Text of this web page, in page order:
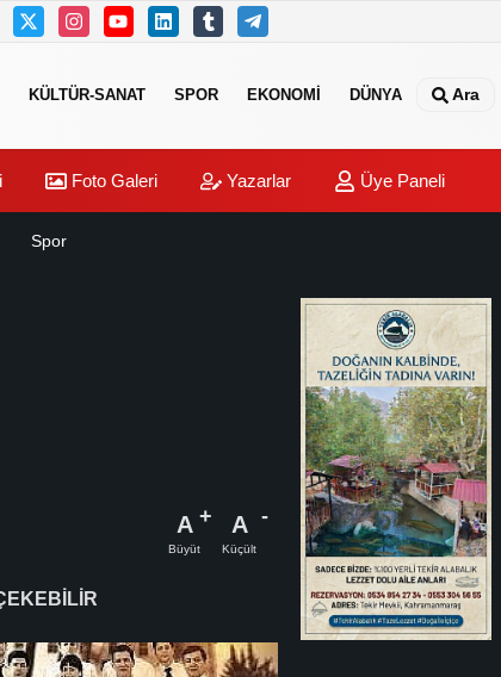
KÜLTÜR-SANAT SPOR EKONOMİ DÜNYA Ara
Foto Galeri Yazarlar Üye Paneli
Spor
A
Büyüt
A
Küçült